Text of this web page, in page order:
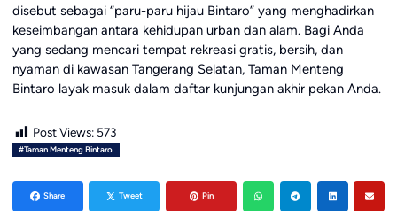
disebut sebagai “paru-paru hijau Bintaro” yang menghadirkan
keseimbangan antara kehidupan urban dan alam. Bagi Anda
yang sedang mencari tempat rekreasi gratis, bersih, dan
nyaman di kawasan Tangerang Selatan, Taman Menteng
Bintaro layak masuk dalam daftar kunjungan akhir pekan Anda.
Post Views: 573
#Taman Menteng Bintaro
Share Tweet Pin